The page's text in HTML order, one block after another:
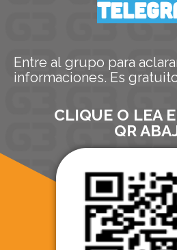
Entre al grupo para
informaciones. Es
CLIQUE O LEA
QR